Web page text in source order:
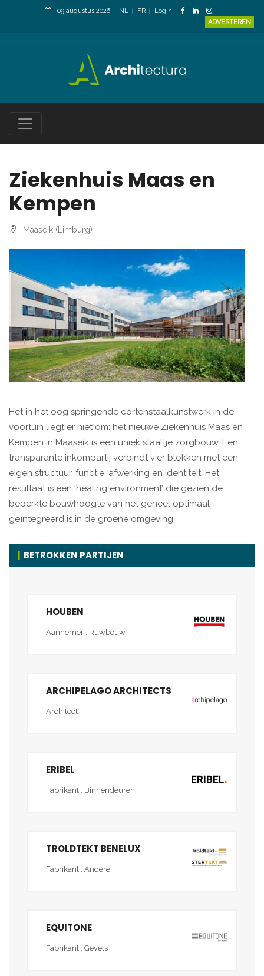
09 augustus 2026 NL FR
Login
ADVERTEREN
Ziekenhuis Maas en
Kempen
Maaseik (Limburg)
Het in het oog springende cortenstaalkunstwerk in de
voortuin liegt er niet om: het nieuwe Ziekenhuis Maas en
Kempen in Maaseik is een uniek staaltje zorgbouw. Een
transparante inkompartij verbindt vier blokken met een
eigen structuur, functie, afwerking en identiteit. Het
resultaat is een ‘healing environment’ die gezien de
beperkte bouwhoogte van het geheel optimaal
geïntegreerd is in de groene omgeving.
BETROKKEN PARTIJEN
HOUBEN
Aannemer : Ruwbouw
ARCHIPELAGO ARCHITECTS
Architect
ERIBEL
Fabrikant : Binnendeuren
TROLDTEKT BENELUX
Fabrikant : Andere
EQUITONE
Fabrikant : Gevels